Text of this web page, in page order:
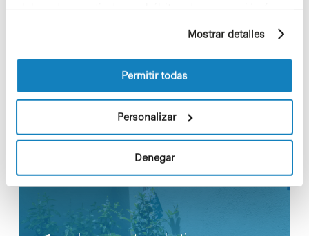
elaborado a partir de sus hábitos de navegación (por
información sobre las cookies puede consultar
la Política de cookies del sitio web.
Mostrar detalles
Permitir todas
Personalizar
Denegar
Noticias más vistas